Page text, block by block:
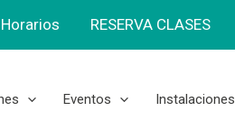
Horarios RESERVA CLASES
Eventos Instalaciones